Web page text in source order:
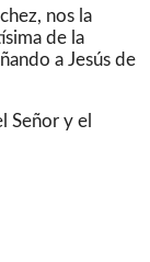
nos la
de la
a Jesús de
Señor y el